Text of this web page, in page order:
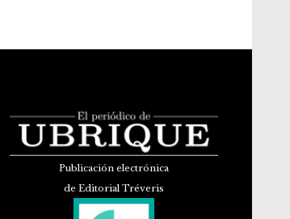
Publicación electrónica
de Editorial Tréveris